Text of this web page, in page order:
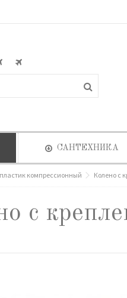
САНТЕХНИКА
компрессионный Колено с
с